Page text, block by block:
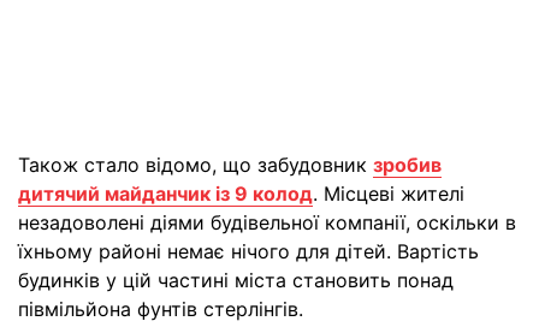
Також стало відомо, що забудовник зробив
дитячий майданчик із 9 колод. Місцеві жителі
незадоволені діями будівельної компанії, оскільки в
їхньому районі немає нічого для дітей. Вартість
будинків у цій частині міста становить понад
півмільйона фунтів стерлінгів.